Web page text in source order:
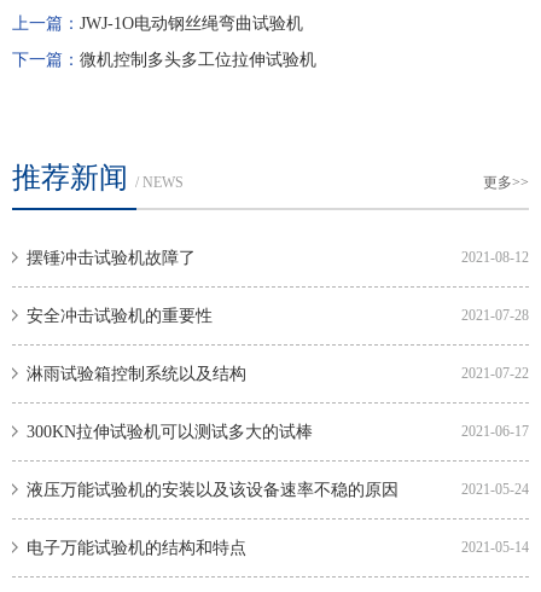
上一篇： JWJ-1O电动钢丝绳弯曲试验机
下一篇： 微机控制多头多工位拉伸试验机
推荐新闻 / NEWS 更多>>
2021-08-12
摆锤冲击试验机故障了
2021-07-28
安全冲击试验机的重要性
2021-07-22
淋雨试验箱控制系统以及结构
2021-06-17
300KN拉伸试验机可以测试多大的试棒
2021-05-24
液压万能试验机的安装以及该设备速率不稳的原因
2021-05-14
电子万能试验机的结构和特点